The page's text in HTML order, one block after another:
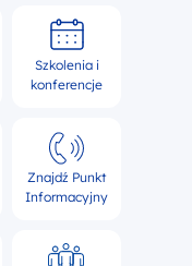
Szkolenia i
konferencje
Znajdź Punkt
Informacyjny